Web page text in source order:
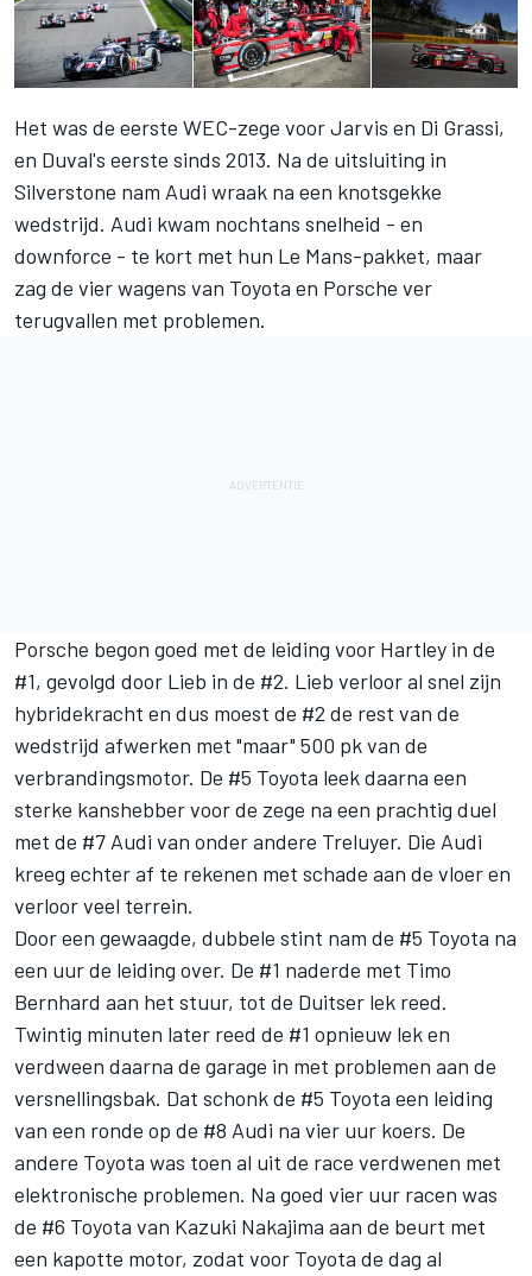
Het was de eerste WEC-zege voor Jarvis en Di Grassi,
en Duval's eerste sinds 2013. Na de uitsluiting in
Silverstone nam Audi wraak na een knotsgekke
wedstrijd. Audi kwam nochtans snelheid - en
downforce - te kort met hun Le Mans-pakket, maar
zag de vier wagens van Toyota en Porsche ver
terugvallen met problemen.
Porsche begon goed met de leiding voor Hartley in de
#1, gevolgd door Lieb in de #2. Lieb verloor al snel zijn
hybridekracht en dus moest de #2 de rest van de
wedstrijd afwerken met "maar" 500 pk van de
verbrandingsmotor. De #5 Toyota leek daarna een
sterke kanshebber voor de zege na een prachtig duel
met de #7 Audi van onder andere Treluyer. Die Audi
kreeg echter af te rekenen met schade aan de vloer en
verloor veel terrein.
Door een gewaagde, dubbele stint nam de #5 Toyota na
een uur de leiding over. De #1 naderde met Timo
Bernhard aan het stuur, tot de Duitser lek reed.
Twintig minuten later reed de #1 opnieuw lek en
verdween daarna de garage in met problemen aan de
versnellingsbak. Dat schonk de #5 Toyota een leiding
van een ronde op de #8 Audi na vier uur koers. De
andere Toyota was toen al uit de race verdwenen met
elektronische problemen. Na goed vier uur racen was
de #6 Toyota van Kazuki Nakajima aan de beurt met
een kapotte motor, zodat voor Toyota de dag al